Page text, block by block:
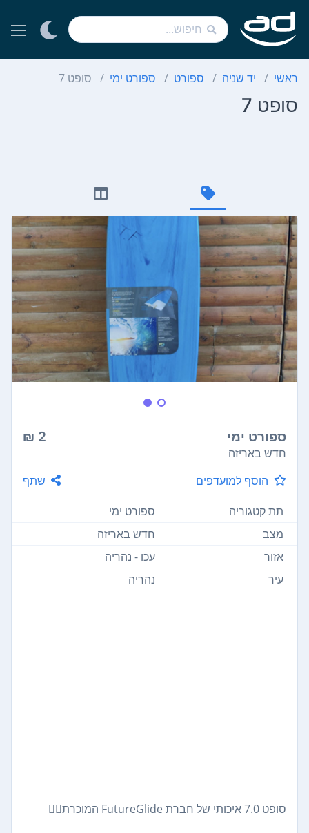
ראשי יד שניה ספורט ספורט ימי סופט 7
סופט 7
ספורט ימי 2 ₪
חדש באריזה
הוסף למועדפים
שתף
תת קטגוריה
ספורט ימי
מצב
חדש באריזה
אזור
עכו - נהריה
עיר
נהריה
סופט 7.0 איכותי של חברת FutureGlide המוכרת🏄‍♂️